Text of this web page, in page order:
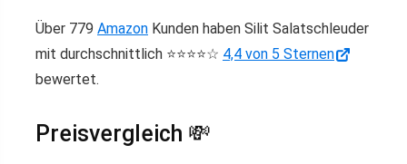
Über 779 Amazon Kunden haben Silit Salatschleuder
mit durchschnittlich ⭐️⭐️⭐️⭐️☆ 4,4 von 5 Sternen
bewertet.
Preisvergleich 💸